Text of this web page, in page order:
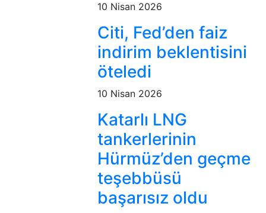
10 Nisan 2026
Citi, Fed’den faiz
indirim beklentisini
öteledi
10 Nisan 2026
Katarlı LNG
tankerlerinin
Hürmüz’den geçme
teşebbüsü
başarısız oldu